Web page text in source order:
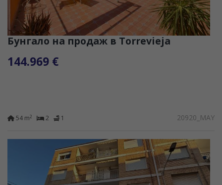
Бунгало на продаж в Torrevieja
144.969 €
54 m2 2 1 20920_MAY